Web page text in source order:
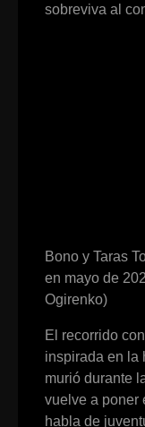
sobreviva al
Bono y Taras
en mayo de
Ogirenko)
El recorrido
inspirada en la
murió durante
vuelve a poner
habla de